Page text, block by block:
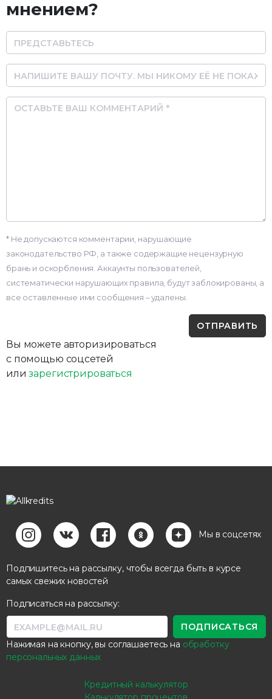
мнением?
Name
Email
Comment
* Не допускаются комментарии, нарушающие
законодательство РФ, а также содержащие нецензурную
брань и оскорбления. Аккаунты пользователей,
систематически нарушающих правила, будут заблокированы, а
все оставленные ими сообщения – удалены.
Вы можете авторизироваться
с помощью соцсетей
илизарегистрироваться
Мы в соцсетях
Подпишитесь на рассылку, чтобы всегда быть в курсе
самых свежих новостей
Подписаться на рассылку:
Нажимая на кнопку, вы соглашаетесь на обработку
персональных данных
Кредитный калькулятор